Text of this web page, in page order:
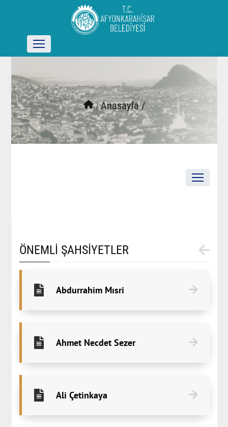
/Anasayfa /
ÖNEMLİ ŞAHSİYETLER
Abdurrahim Mısri
Ahmet Necdet Sezer
Ali Çetinkaya